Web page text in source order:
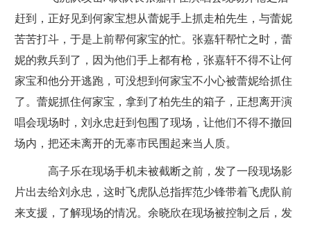
赶到，正好见到何家宝想从蕾妮手上抓走柏先生，与蕾妮
苦苦打斗，于是上前帮何家宝的忙。张嘉轩帮忙之时，蕾
妮的救兵到了，因为他们手上都有枪，张嘉轩不得不让何
家宝和他分开逃跑，可没想到何家宝不小心被蕾妮给抓住
了。蕾妮抓住何家宝，拿到了柏先生的箱子，正想离开演
唱会现场时，刘永忠赶到包围了现场，让他们不得不撤回
场内，把还未离开的无辜市民围起来当人质。
高子乐在现场手机未被截断之前，发了一段现场影
片出去给刘永忠，这时飞虎队总指挥范少锋带着飞虎队前
来支援，了解现场的情况。余晓欣在现场被控制之后，发